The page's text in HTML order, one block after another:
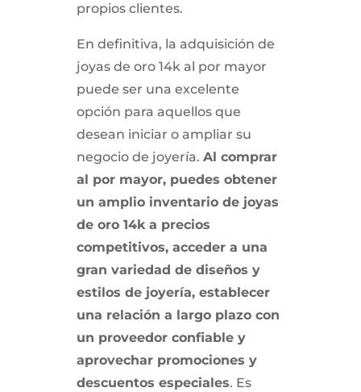
propios clientes.
En definitiva, la adquisición de
joyas de oro 14k al por mayor
puede ser una excelente
opción para aquellos que
desean iniciar o ampliar su
negocio de joyería. Al comprar
al por mayor, puedes obtener
un amplio inventario de joyas
de oro 14k a precios
competitivos, acceder a una
gran variedad de diseños y
estilos de joyería, establecer
una relación a largo plazo con
un proveedor confiable y
aprovechar promociones y
descuentos especiales. Es